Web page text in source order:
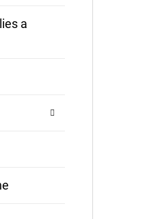
a
OLOVĚNÁ